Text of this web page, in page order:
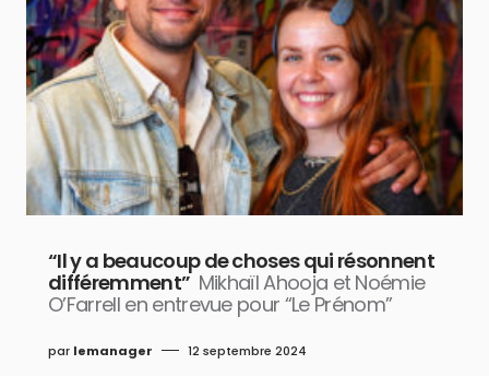
“Il y a beaucoup de choses qui résonnent
différemment” Mikhaïl Ahooja et Noémie
O’Farrell en entrevue pour “Le Prénom”
par lemanager 12 septembre 2024